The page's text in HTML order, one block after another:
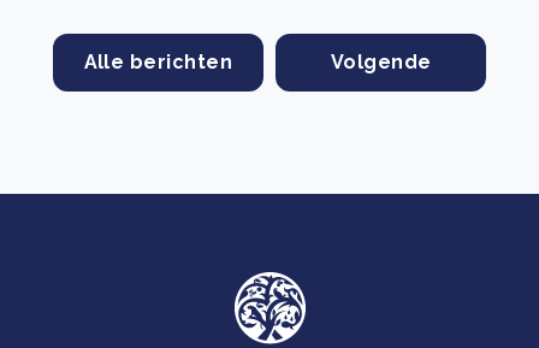
Alle berichten Volgende